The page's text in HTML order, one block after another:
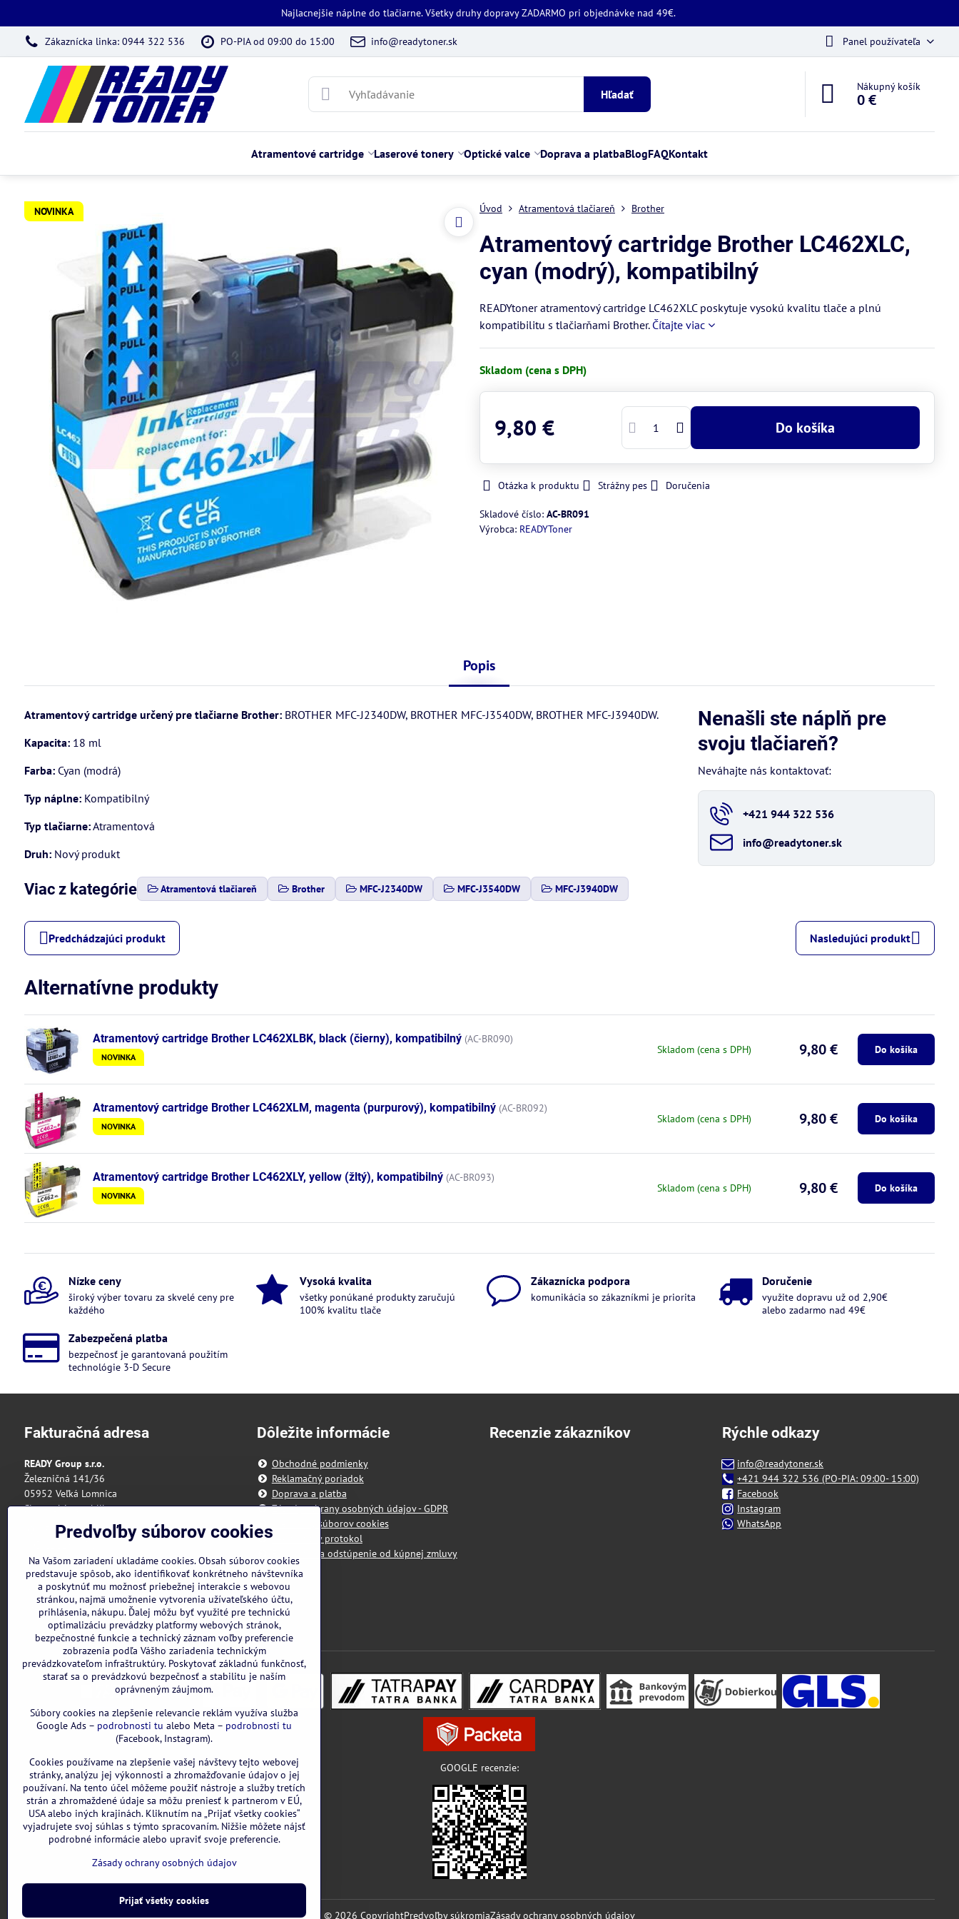
Najlacnejšie náplne do tlačiarne. Všetky druhy dopravy ZADARMO pri objednávke nad 49€.
Zákaznícka linka: 0944 322 536 PO-PIA od 09:00 do 15:00 info@readytoner.sk Panel používateľa
Hľadať
Nákupný košík
0 €
Atramentové cartridge Laserové tonery Optické valce Doprava a platbaBlogFAQKontakt
NOVINKA Úvod Atramentová tlačiareň Brother
Atramentový cartridge Brother LC462XLC,
cyan (modrý), kompatibilný
READYtoner atramentový cartridge LC462XLC poskytuje vysokú kvalitu tlače a plnú
kompatibilitu s tlačiarňami Brother. Čítajte viac
Skladom (cena s DPH)
9,80 € Do košíka
Otázka k produktu Strážny pes Doručenia
Skladové číslo: AC-BR091
Výrobca: READYToner
Popis
Atramentový cartridge určený pre tlačiarne Brother:BROTHER MFC-J2340DW, BROTHER MFC-J3540DW, BROTHER MFC-J3940DW.
Kapacita:18 ml
Farba:Cyan (modrá)
Typ náplne:Kompatibilný
Typ tlačiarne:Atramentová
Druh:Nový produkt
Viac z kategórie Atramentová tlačiareň Brother MFC-J2340DW MFC-J3540DW MFC-J3940DW
Nenašli ste náplň pre
svoju tlačiareň?
Neváhajte nás kontaktovať:
+421 944 322 536
info​@readytoner​.sk
Predchádzajúci produkt Nasledujúci produkt
Alternatívne produkty
Atramentový cartridge Brother LC462XLBK, black (čierny), kompatibilný (AC-BR090)
NOVINKA
Skladom (cena s DPH) 9,80 € Do košíka
Atramentový cartridge Brother LC462XLM, magenta (purpurový), kompatibilný (AC-BR092)
NOVINKA
Skladom (cena s DPH) 9,80 € Do košíka
Atramentový cartridge Brother LC462XLY, yellow (žltý), kompatibilný (AC-BR093)
NOVINKA
Skladom (cena s DPH) 9,80 € Do košíka
Nízke ceny
široký výber tovaru za skvelé ceny pre
každého
Vysoká kvalita
všetky ponúkané produkty zaručujú
100% kvalitu tlače
Zákaznícka podpora
komunikácia so zákazníkmi je priorita
Doručenie
využite dopravu už od 2,90€
alebo zadarmo nad 49€
Zabezpečená platba
bezpečnosť je garantovaná použitím
technológie 3-D Secure
Fakturačná adresa
READY Group s.r.o.
Železničná 141/36
05952 Veľká Lomnica
Slovenská republika
IČO: 55 175 431
IBAN: SK3111000000002942143418
Nie sme platcami DPH
Všetky uvedené ceny sú vrátane DPH.
Dôležite informácie
Obchodné podmienky
Reklamačný poriadok
Doprava a platba
Zásady ochrany osobných údajov - GDPR
Predvoľby súborov cookies
Reklamačný protokol
Formulár na odstúpenie od kúpnej zmluvy
Recenzie zákazníkov Rýchle odkazy
info@readytoner.sk
+421 944 322 536 (PO-PIA: 09:00- 15:00)
Facebook
Instagram
WhatsApp
GOOGLE recenzie:
© 2026 CopyrightPredvoľby súkromiaZásady ochrany osobných údajov
Predvoľby súborov cookies
Na Vašom zariadení ukladáme cookies. Obsah súborov cookies
predstavuje spôsob, ako identifikovať konkrétneho návštevníka
a poskytnúť mu možnosť priebežnej interakcie s webovou
stránkou, najmä umožnenie vytvorenia užívateľského účtu,
prihlásenia, nákupu. Ďalej môžu byť využité pre technickú
optimalizáciu prevádzky platformy webových stránok,
bezpečnostné funkcie a technický záznam voľby preferencie
zobrazenia podľa Vášho zariadenia technickým
prevádzkovateľom infraštruktúry. Poskytovať základnú funkčnosť,
starať sa o prevádzkovú bezpečnosť a stabilitu je naším
oprávneným záujmom.
Súbory cookies na zlepšenie relevancie reklám využíva služba
Google Ads – podrobnosti tu alebo Meta – podrobnosti tu
(Facebook, Instagram).
Cookies používame na zlepšenie vašej návštevy tejto webovej
stránky, analýzu jej výkonnosti a zhromažďovanie údajov o jej
používaní. Na tento účel môžeme použiť nástroje a služby tretích
strán a zhromaždené údaje sa môžu preniesť k partnerom v EÚ,
USA alebo iných krajinách. Kliknutím na „Prijať všetky cookies“
vyjadrujete svoj súhlas s týmto spracovaním. Nižšie môžete nájsť
podrobné informácie alebo upraviť svoje preferencie.
Zásady ochrany osobných údajov
Prijať všetky cookies